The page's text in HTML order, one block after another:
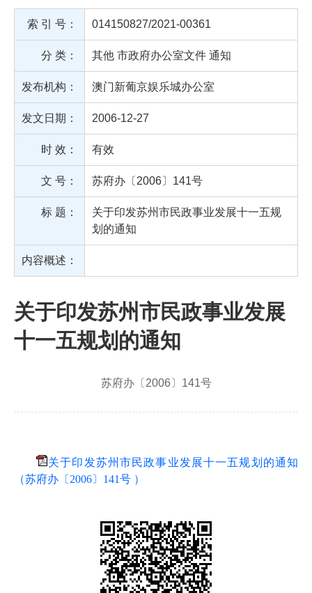
索 引 号： 014150827/2021-00361
分 类： 其他 市政府办公室文件 通知
发布机构： 澳门新葡京娱乐城办公室
发文日期： 2006-12-27
时 效： 有效
文 号： 苏府办〔2006〕141号
标 题：
关于印发苏州市民政事业发展十一五规
划的通知
内容概述：
关于印发苏州市民政事业发展
十一五规划的通知
苏府办〔2006〕141号
关于印发苏州市民政事业发展十一五规划的通知
（苏府办〔2006〕141号 ）